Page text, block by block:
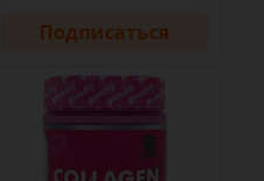
Подписаться